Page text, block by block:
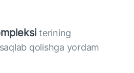
terining
qolishga yordam